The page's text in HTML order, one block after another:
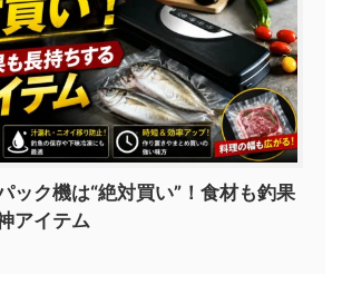
ック機は“絶対買い”！食材も釣果
アイテム